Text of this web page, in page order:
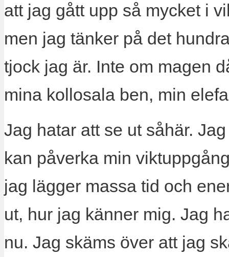
att jag gått upp så mycket i
men jag tänker på det
tjock jag är. Inte om magen
mina kollosala ben, min
Jag hatar att se ut såhär.
kan påverka min
jag lägger massa tid och
ut, hur jag känner mig. Jag
nu. Jag skäms över att jag